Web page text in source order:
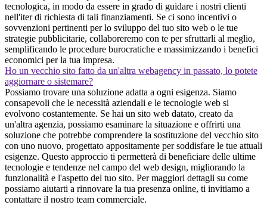
tecnologica, in modo da essere in grado di guidare i nostri clienti
nell'iter di richiesta di tali finanziamenti. Se ci sono incentivi o
sovvenzioni pertinenti per lo sviluppo del tuo sito web o le tue
strategie pubblicitarie, collaboreremo con te per sfruttarli al meglio,
semplificando le procedure burocratiche e massimizzando i benefici
economici per la tua impresa.
Ho un vecchio sito fatto da un'altra webagency in passato, lo potete
aggiornare o sistemare?
Possiamo trovare una soluzione adatta a ogni esigenza. Siamo
consapevoli che le necessità aziendali e le tecnologie web si
evolvono costantemente. Se hai un sito web datato, creato da
un'altra agenzia, possiamo esaminare la situazione e offrirti una
soluzione che potrebbe comprendere la sostituzione del vecchio sito
con uno nuovo, progettato appositamente per soddisfare le tue attuali
esigenze. Questo approccio ti permetterà di beneficiare delle ultime
tecnologie e tendenze nel campo del web design, migliorando la
funzionalità e l'aspetto del tuo sito. Per maggiori dettagli su come
possiamo aiutarti a rinnovare la tua presenza online, ti invitiamo a
contattare il nostro team commerciale.